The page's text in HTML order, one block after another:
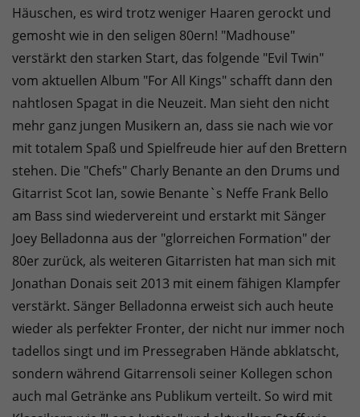
Häuschen, es wird trotz weniger Haaren gerockt und
gemosht wie in den seligen 80ern! "Madhouse"
verstärkt den starken Start, das folgende "Evil Twin"
vom aktuellen Album "For All Kings" schafft dann den
nahtlosen Spagat in die Neuzeit. Man sieht den nicht
mehr ganz jungen Musikern an, dass sie nach wie vor
mit totalem Spaß und Spielfreude hier auf den Brettern
stehen. Die "Chefs" Charly Benante an den Drums und
Gitarrist Scot Ian, sowie Benante`s Neffe Frank Bello
am Bass sind wiedervereint und erstarkt mit Sänger
Joey Belladonna aus der "glorreichen Formation" der
80er zurück, als weiteren Gitarristen hat man sich mit
Jonathan Donais seit 2013 mit einem fähigen Klampfer
verstärkt. Sänger Belladonna erweist sich auch heute
wieder als perfekter Fronter, der nicht nur immer noch
tadellos singt und im Pressegraben Hände abklatscht,
sondern während Gitarrensoli seiner Kollegen schon
auch mal Getränke ans Publikum verteilt. So wird mit